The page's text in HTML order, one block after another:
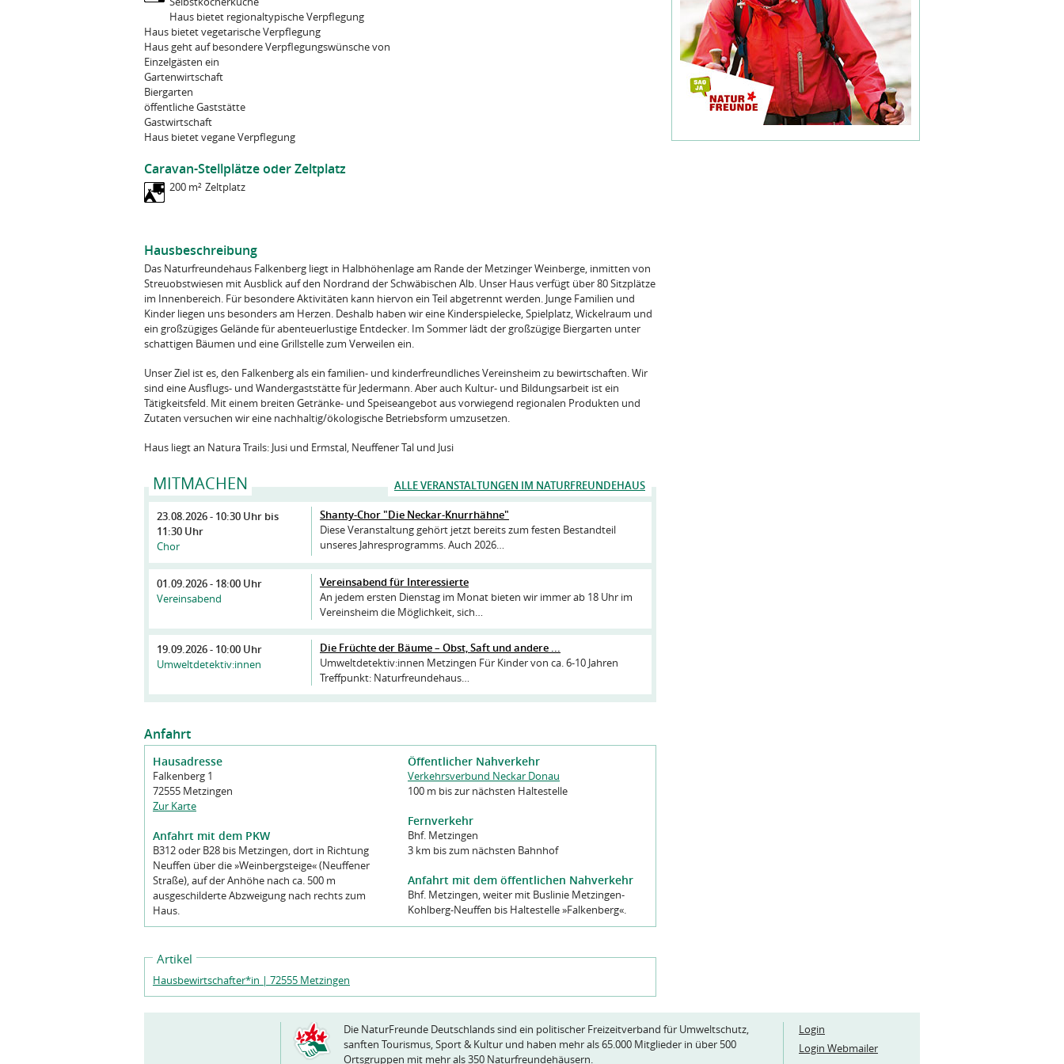
Haus bietet regionaltypische Verpflegung
Haus bietet vegetarische Verpflegung
Haus geht auf besondere Verpflegungswünsche von
Einzelgästen ein
Gartenwirtschaft
Biergarten
öffentliche Gaststätte
Gastwirtschaft
Haus bietet vegane Verpflegung
Caravan-Stellplätze oder Zeltplatz
200 m² Zeltplatz
Hausbeschreibung
Das Naturfreundehaus Falkenberg liegt in Halbhöhenlage am Rande der Metzinger Weinberge, inmitten von
Streuobstwiesen mit Ausblick auf den Nordrand der Schwäbischen Alb. Unser Haus verfügt über 80 Sitzplätze
im Innenbereich. Für besondere Aktivitäten kann hiervon ein Teil abgetrennt werden. Junge Familien und
Kinder liegen uns besonders am Herzen. Deshalb haben wir eine Kinderspielecke, Spielplatz, Wickelraum und
ein großzügiges Gelände für abenteuerlustige Entdecker. Im Sommer lädt der großzügige Biergarten unter
schattigen Bäumen und eine Grillstelle zum Verweilen ein.
Unser Ziel ist es, den Falkenberg als ein familien- und kinderfreundliches Vereinsheim zu bewirtschaften. Wir
sind eine Ausflugs- und Wandergaststätte für Jedermann. Aber auch Kultur- und Bildungsarbeit ist ein
Tätigkeitsfeld. Mit einem breiten Getränke- und Speiseangebot aus vorwiegend regionalen Produkten und
Zutaten versuchen wir eine nachhaltig/ökologische Betriebsform umzusetzen.
Haus liegt an Natura Trails: Jusi und Ermstal, Neuffener Tal und Jusi
ALLE VERANSTALTUNGEN IM NATURFREUNDEHAUS
MITMACHEN
23.08.2026 - 10:30 Uhr bis
11:30 Uhr
Chor
Shanty-Chor "Die Neckar-Knurrhähne"
Diese Veranstaltung gehört jetzt bereits zum festen Bestandteil
unseres Jahresprogramms. Auch 2026…
01.09.2026 - 18:00 Uhr
Vereinsabend
Vereinsabend für Interessierte
An jedem ersten Dienstag im Monat bieten wir immer ab 18 Uhr im
Vereinsheim die Möglichkeit, sich…
19.09.2026 - 10:00 Uhr
Umweltdetektiv:innen
Die Früchte der Bäume – Obst, Saft und andere ...
Umweltdetektiv:innen Metzingen Für Kinder von ca. 6-10 Jahren
Treffpunkt: Naturfreundehaus…
Anfahrt
Hausadresse
Falkenberg 1
72555 Metzingen
Zur Karte
Anfahrt mit dem PKW
B312 oder B28 bis Metzingen, dort in Richtung
Neuffen über die »Weinbergsteige« (Neuffener
Straße), auf der Anhöhe nach ca. 500 m
ausgeschilderte Abzweigung nach rechts zum
Haus.
Öffentlicher Nahverkehr
Verkehrsverbund Neckar Donau
100 m bis zur nächsten Haltestelle
Fernverkehr
Bhf. Metzingen
3 km bis zum nächsten Bahnhof
Anfahrt mit dem öffentlichen Nahverkehr
Bhf. Metzingen, weiter mit Buslinie Metzingen-
Kohlberg-Neuffen bis Haltestelle »Falkenberg«.
Artikel
Hausbewirtschafter*in | 72555 Metzingen
Die NaturFreunde Deutschlands sind ein politischer Freizeitverband für Umweltschutz,
sanften Tourismus, Sport & Kultur und haben mehr als 65.000 Mitglieder in über 500
Ortsgruppen mit mehr als 350 Naturfreundehäusern.
Login
Login Webmailer